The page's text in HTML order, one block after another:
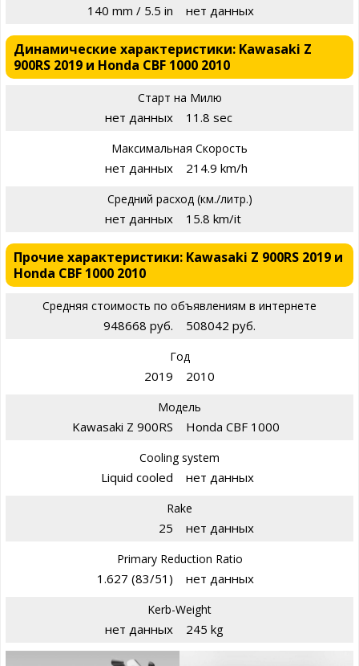
140 mm / 5.5 in нет данных
Динамические характеристики: Kawasaki Z
900RS 2019 и Honda CBF 1000 2010
Старт на Милю
нет данных 11.8 sec
Максимальная Скорость
нет данных 214.9 km/h
Средний расход (км./литр.)
нет данных 15.8 km/it
Прочие характеристики: Kawasaki Z 900RS 2019 и
Honda CBF 1000 2010
Средняя стоимость по объявлениям в интернете
948668 руб. 508042 руб.
Год
2019 2010
Модель
Kawasaki Z 900RS Honda CBF 1000
Cooling system
Liquid cooled нет данных
Rake
25 нет данных
Primary Reduction Ratio
1.627 (83/51) нет данных
Kerb-Weight
нет данных 245 kg